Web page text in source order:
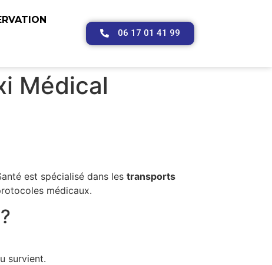
06 17 01 41 99
Médical
est spécialisé dans les transports
médicaux.
survient.